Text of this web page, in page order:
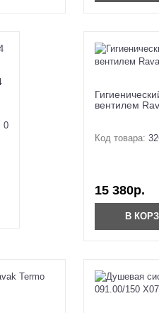
0
вентилем
Код товара:
15 380р.
В